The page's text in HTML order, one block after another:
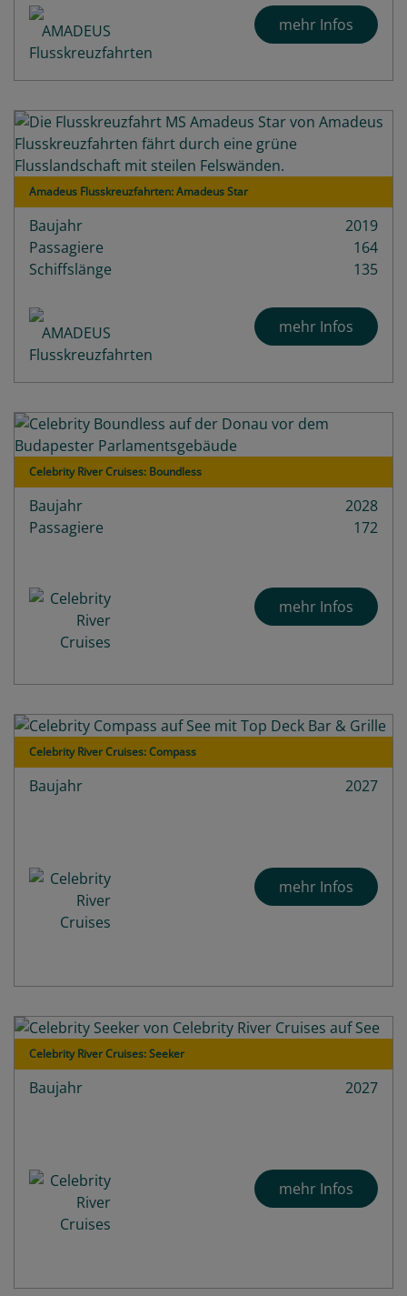
mehr Infos
Amadeus Flusskreuzfahrten: Amadeus Star
Baujahr
2019
Passagiere
164
Schiffslänge
135
mehr Infos
Celebrity River Cruises: Boundless
Baujahr
2028
Passagiere
172
mehr Infos
Celebrity River Cruises: Compass
Baujahr 2027
mehr Infos
Celebrity River Cruises: Seeker
Baujahr 2027
mehr Infos